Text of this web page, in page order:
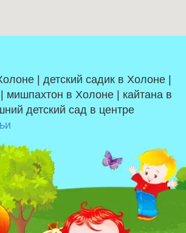
| детский садик в Холоне |
мишпахтон в Холоне | кайтана в
детский сад в центре